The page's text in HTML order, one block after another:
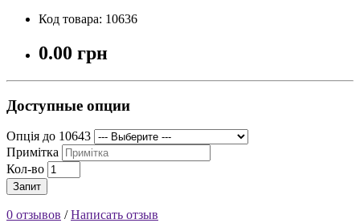
Код товара: 10636
0.00 грн
Доступные опции
Опція до 10643
Примітка
Кол-во
Запит
0 отзывов /Написать отзыв